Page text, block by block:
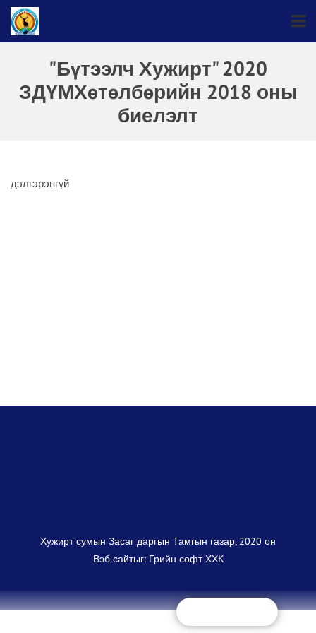
"Бүтээлч Хужирт" 2020
ЗДҮМХөтөлбөрийн 2018 оны
биелэлт
дэлгэрэнгүй
Хужирт сумын Засаг даргын Тамгын газар, 2020 он
Вэб сайтыг: Грийн софт ХХК